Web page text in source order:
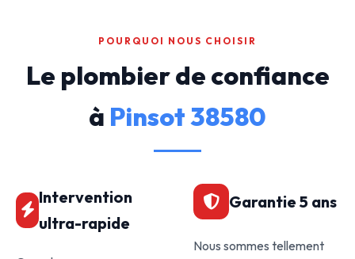
POURQUOI NOUS CHOISIR
Le plombier de confiance
à Pinsot 38580
Intervention
ultra-rapide
Garantie 5 ans
Nous sommes tellement